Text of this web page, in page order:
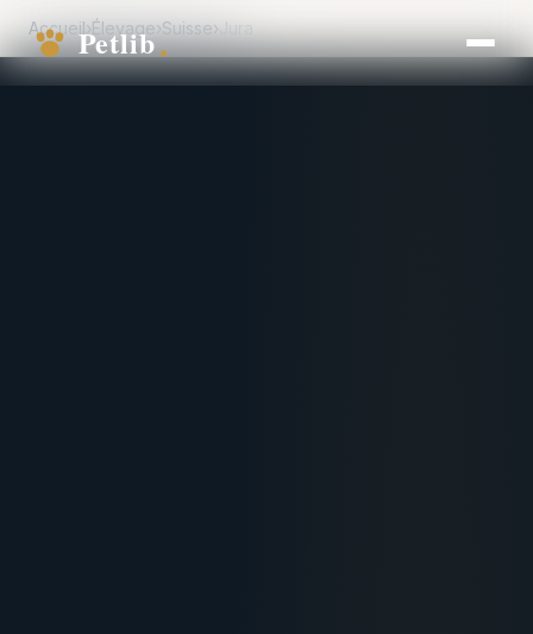
Accueil›Élevage›Suisse›Jura